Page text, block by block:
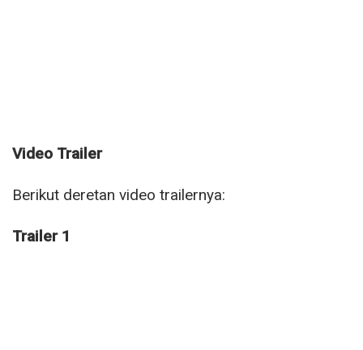
Video Trailer
Berikut deretan video trailernya:
Trailer 1